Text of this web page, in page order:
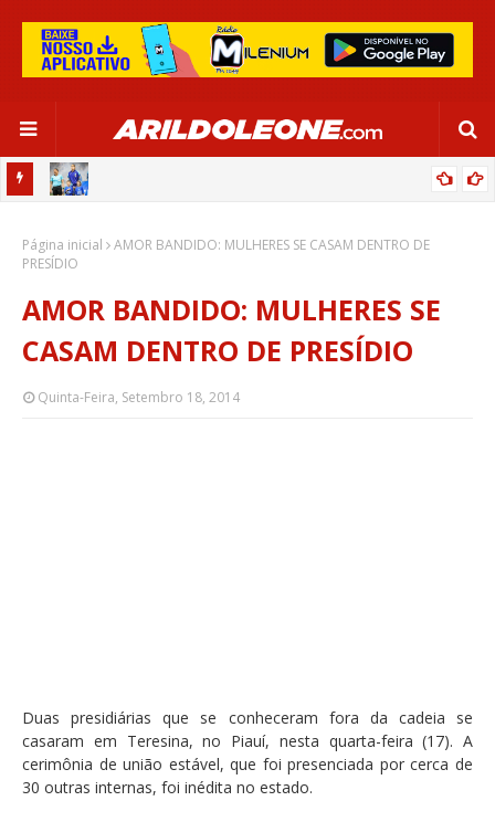
SALVADOR
Página inicial
AMOR BANDIDO: MULHERES SE CASAM DENTRO DE
PRESÍDIO
AMOR BANDIDO: MULHERES SE
CASAM DENTRO DE PRESÍDIO
Quinta-Feira, Setembro 18, 2014
Duas presidiárias que se conheceram fora da cadeia se
casaram em Teresina, no Piauí, nesta quarta-feira (17). A
cerimônia de união estável, que foi presenciada por cerca de
30 outras internas, foi inédita no estado.